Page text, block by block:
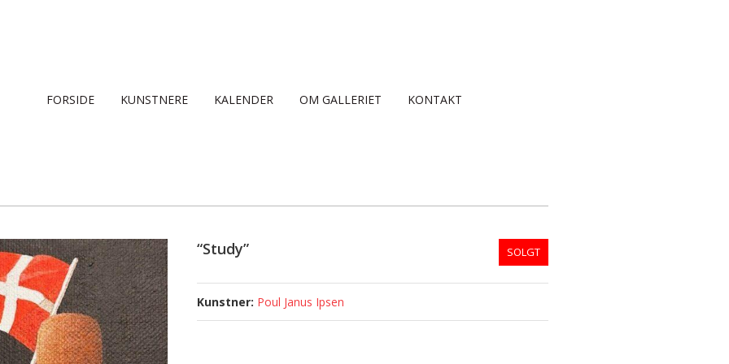
FORSIDE KUNSTNERE KALENDER OM GALLERIET KONTAKT
SOLGT
“Study”
Poul Janus Ipsen